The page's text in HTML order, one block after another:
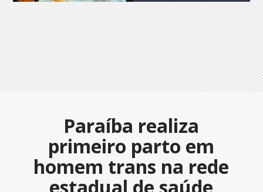
Paraíba realiza
primeiro parto em
homem trans na rede